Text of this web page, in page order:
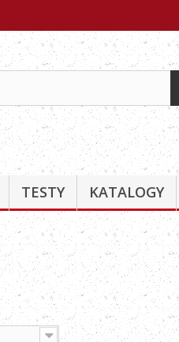
TESTY KATALOGY